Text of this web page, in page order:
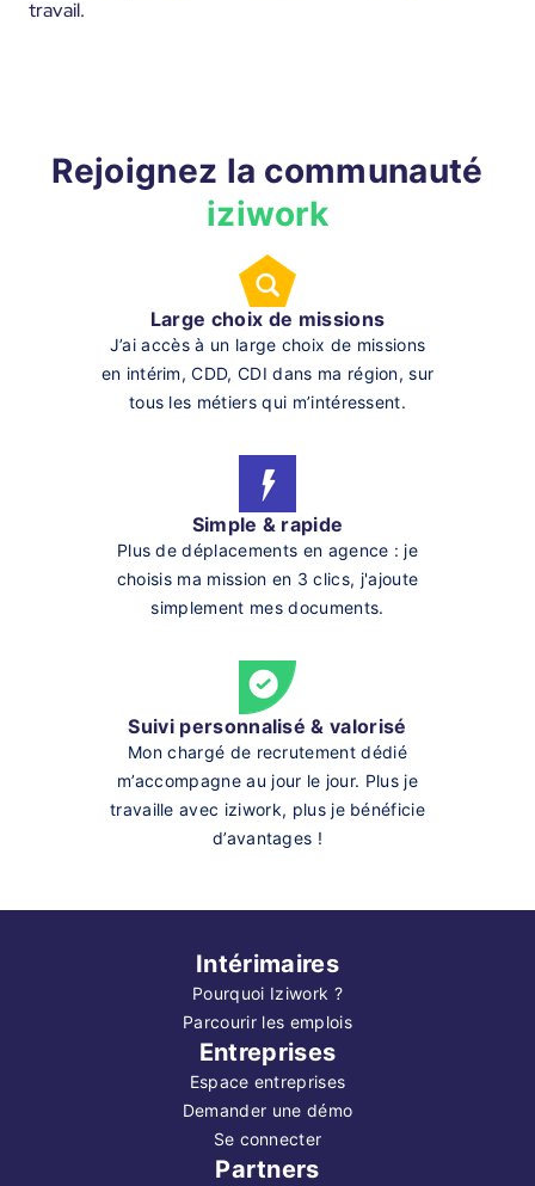
travail.
Rejoignez la communauté
iziwork
Large choix de missions
J’ai accès à un large choix de missions
en intérim, CDD, CDI dans ma région, sur
tous les métiers qui m’intéressent.
Simple & rapide
Plus de déplacements en agence : je
choisis ma mission en 3 clics, j'ajoute
simplement mes documents.
Suivi personnalisé & valorisé
Mon chargé de recrutement dédié
m’accompagne au jour le jour. Plus je
travaille avec iziwork, plus je bénéficie
d’avantages !
Intérimaires
Pourquoi Iziwork ?
Parcourir les emplois
Entreprises
Espace entreprises
Demander une démo
Se connecter
Partners